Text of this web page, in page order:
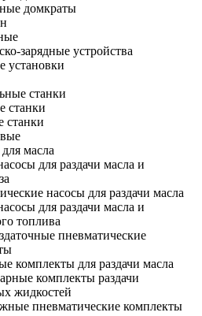
домкраты
зарядные устройства
установки
станки
станки
станки
масла
для раздачи масла и
насосы для раздачи масла
для раздачи масла и
топлива
пневматические
комплекты для раздачи масла
комплекты раздачи
жидкостей
пневматические комплекты